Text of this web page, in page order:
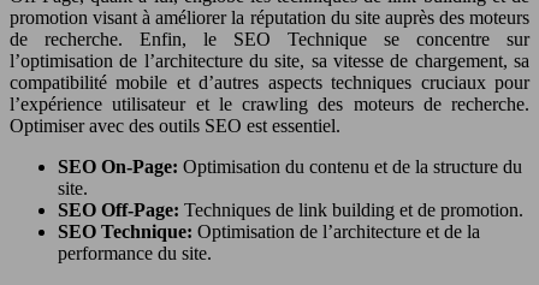
promotion visant à améliorer la réputation du site auprès des moteurs
de recherche. Enfin, le SEO Technique se concentre sur
l’optimisation de l’architecture du site, sa vitesse de chargement, sa
compatibilité mobile et d’autres aspects techniques cruciaux pour
l’expérience utilisateur et le crawling des moteurs de recherche.
Optimiser avec des outils SEO est essentiel.
SEO On-Page: Optimisation du contenu et de la structure du
site.
SEO Off-Page: Techniques de link building et de promotion.
SEO Technique: Optimisation de l’architecture et de la
performance du site.